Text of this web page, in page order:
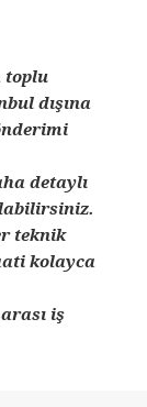
toplu
dışına
detaylı
teknik
kolayca
iş